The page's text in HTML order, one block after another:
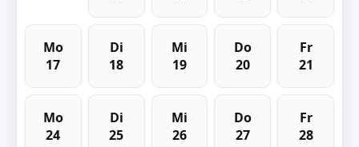
Mo
17
Di
18
Mi
19
Do
20
Fr
21
Mo
24
Di
25
Mi
26
Do
27
Fr
28